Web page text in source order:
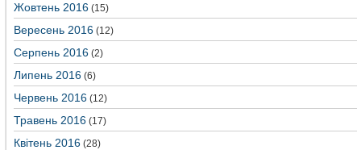
Жовтень 2016 (15)
Вересень 2016 (12)
Серпень 2016 (2)
Липень 2016 (6)
Червень 2016 (12)
Травень 2016 (17)
Квітень 2016 (28)